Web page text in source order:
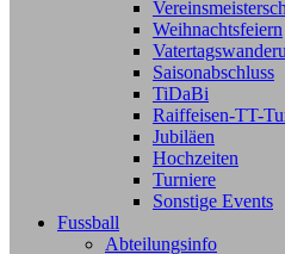
Weihnachtsfeiern
Saisonabschluss
TiDaBi
Raiffeisen-TT-
Jubiläen
Hochzeiten
Turniere
Sonstige Events
Fussball
Abteilungsinfo